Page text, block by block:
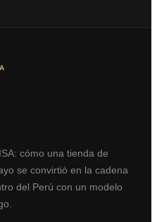
cómo una tienda de
se convirtió en la cadena
del Perú con un modelo